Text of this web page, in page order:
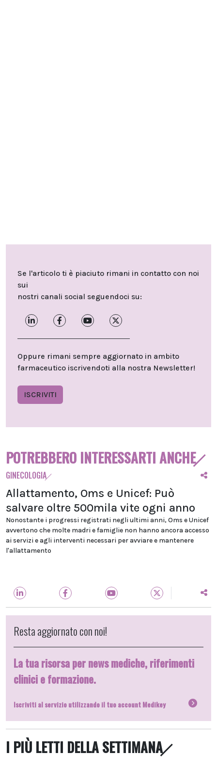
Se l'articolo ti è piaciuto rimani in contatto con noi
sui
nostri canali social seguendoci su:
Oppure rimani sempre aggiornato in ambito
farmaceutico iscrivendoti alla nostra Newsletter!
ISCRIVITI
POTREBBERO INTERESSARTI ANCHE
GINECOLOGIA
Allattamento, Oms e Unicef: Può
salvare oltre 500mila vite ogni anno
Nonostante i progressi registrati negli ultimi anni, Oms e Unicef
avvertono che molte madri e famiglie non hanno ancora accesso
ai servizi e agli interventi necessari per avviare e mantenere
l'allattamento
Resta aggiornato con noi!
La tua risorsa per news mediche, riferimenti
clinici e formazione.
Iscriviti al servizio utilizzando il tuo account Medikey
I PIÙ LETTI DELLA SETTIMANA